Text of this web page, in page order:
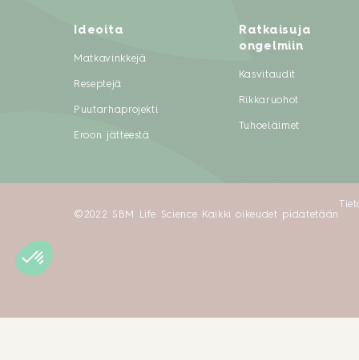
Ideoita
Matkavinkkejä
Reseptejä
Puutarhaprojekti
Eroon jätteestä
Ratkaisuja
ongelmiin
Kasvitaudit
Rikkaruohot
Tuhoeläimet
©2022 SBM Life Science Kaikki oikeudet pidätetään